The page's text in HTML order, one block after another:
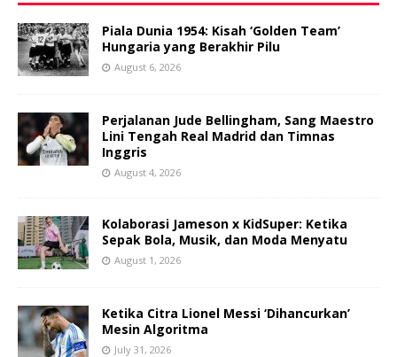
Piala Dunia 1954: Kisah ‘Golden Team’
Hungaria yang Berakhir Pilu
August 6, 2026
Perjalanan Jude Bellingham, Sang Maestro
Lini Tengah Real Madrid dan Timnas
Inggris
August 4, 2026
Kolaborasi Jameson x KidSuper: Ketika
Sepak Bola, Musik, dan Moda Menyatu
August 1, 2026
Ketika Citra Lionel Messi ‘Dihancurkan’
Mesin Algoritma
July 31, 2026